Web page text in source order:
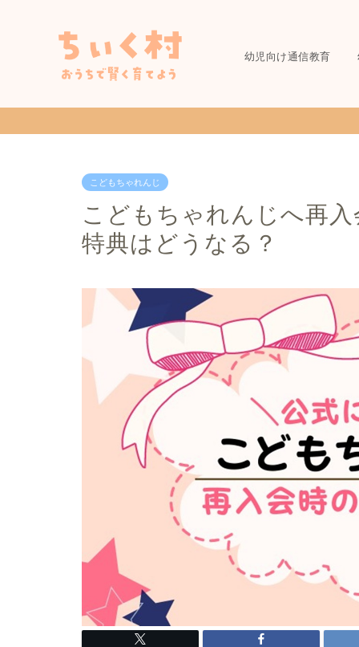
幼児向け通信教育
こどもちゃれんじ
こどもちゃれんじへ再
特典はどうなる？